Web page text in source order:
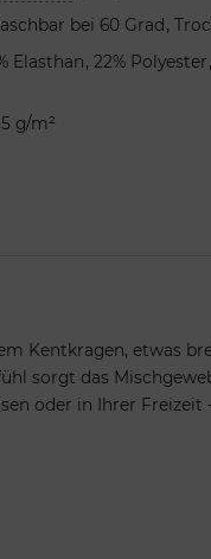
bei 60 Grad ,
Elasthan, 22% Polyester,
g/m²
Kentkragen, etwas
sorgt das
oder in Ihrer